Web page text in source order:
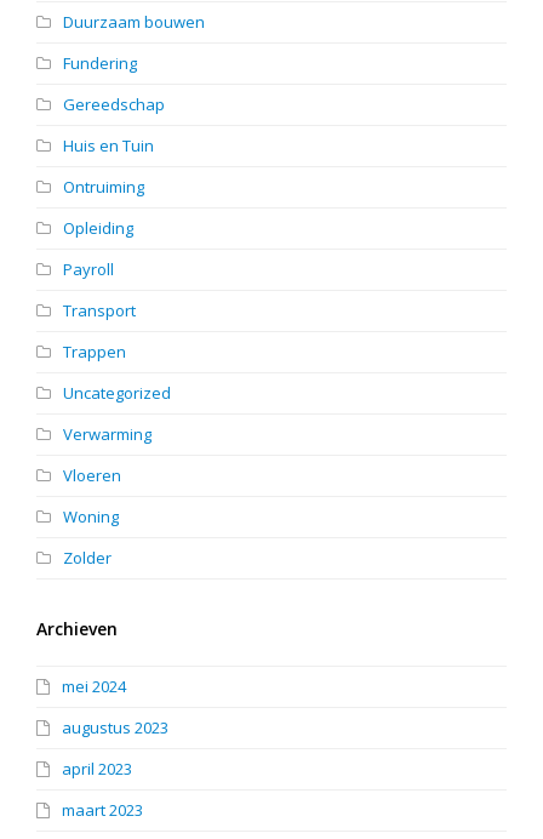
Duurzaam bouwen
Fundering
Gereedschap
Huis en Tuin
Ontruiming
Opleiding
Payroll
Transport
Trappen
Uncategorized
Verwarming
Vloeren
Woning
Zolder
Archieven
mei 2024
augustus 2023
april 2023
maart 2023